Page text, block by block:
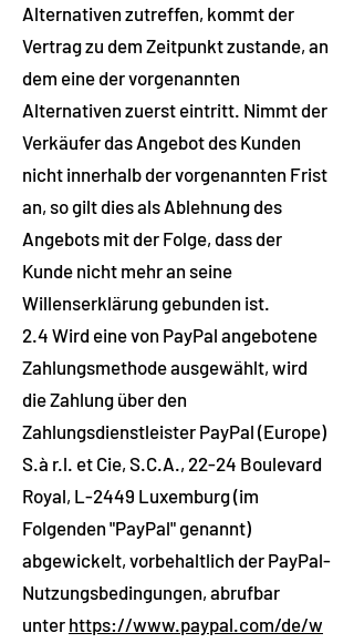
Alternativen zutreffen, kommt der
Vertrag zu dem Zeitpunkt zustande, an
dem eine der vorgenannten
Alternativen zuerst eintritt. Nimmt der
Verkäufer das Angebot des Kunden
nicht innerhalb der vorgenannten Frist
an, so gilt dies als Ablehnung des
Angebots mit der Folge, dass der
Kunde nicht mehr an seine
Willenserklärung gebunden ist.
2.4 Wird eine von PayPal angebotene
Zahlungsmethode ausgewählt, wird
die Zahlung über den
Zahlungsdienstleister PayPal (Europe)
S.à r.l. et Cie, S.C.A., 22-24 Boulevard
Royal, L-2449 Luxemburg (im
Folgenden "PayPal" genannt)
abgewickelt, vorbehaltlich der PayPal-
Nutzungsbedingungen, abrufbar
unter https://www.paypal.com/de/w